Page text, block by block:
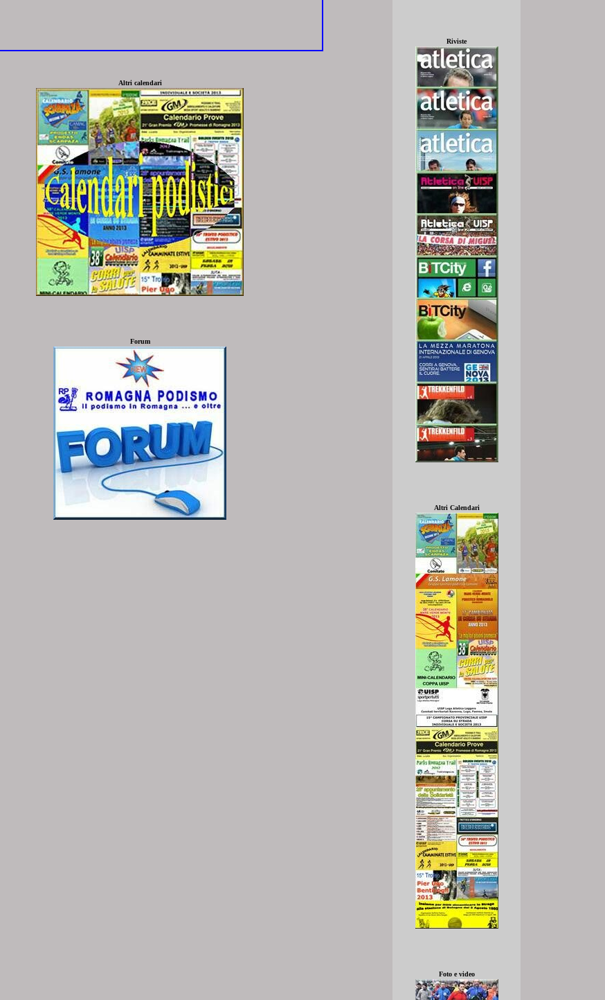
Altri calendari
Forum
Riviste
Altri Calendari
Foto e video